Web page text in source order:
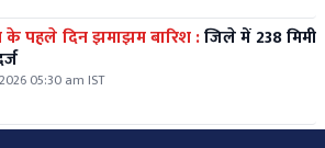
के पहले दिन झमाझम बारिश :जिले में 238 मिमी
05:30 am IST